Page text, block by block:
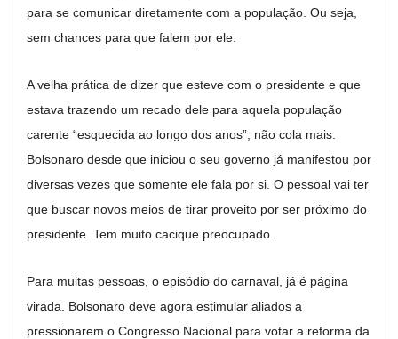
para se comunicar diretamente com a população. Ou seja,
sem chances para que falem por ele.
A velha prática de dizer que esteve com o presidente e que
estava trazendo um recado dele para aquela população
carente “esquecida ao longo dos anos”, não cola mais.
Bolsonaro desde que iniciou o seu governo já manifestou por
diversas vezes que somente ele fala por si. O pessoal vai ter
que buscar novos meios de tirar proveito por ser próximo do
presidente. Tem muito cacique preocupado.
Para muitas pessoas, o episódio do carnaval, já é página
virada. Bolsonaro deve agora estimular aliados a
pressionarem o Congresso Nacional para votar a reforma da